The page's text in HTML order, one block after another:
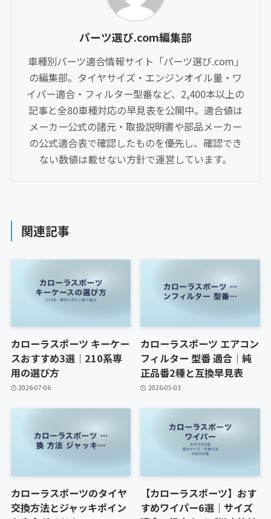
パーツ選び.com編集部
車種別パーツ適合情報サイト「パーツ選び.com」
の編集部。タイヤサイズ・エンジンオイル量・ワ
イパー適合・フィルター型番など、2,400本以上の
記事と全80車種対応の早見表を公開中。適合値は
メーカー公式の諸元・取扱説明書や部品メーカー
の公式適合表で確認したものを優先し、確認でき
ない数値は載せない方針で運営しています。
関連記事
カローラスポーツ キーケー
スおすすめ3選｜210系専
用の選び方
2026-07-06
カローラスポーツ エアコン
フィルター 型番 適合｜純
正品番2種と互換早見表
2026-05-03
カローラスポーツのタイヤ
交換方法とジャッキポイン
【カローラスポーツ】おす
すめワイパー6選｜サイズ